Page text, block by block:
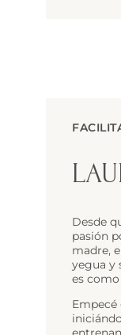
Desde
pasión
madre,
yegua y
es